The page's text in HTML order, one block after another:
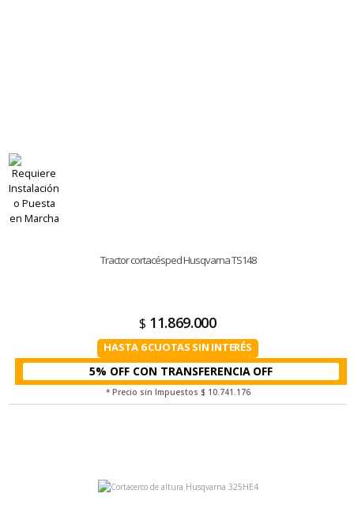
Tractor cortacésped Husqvarna TS148
$ 11.869.000
HASTA 6 CUOTAS SIN INTERÉS
5% OFF CON TRANSFERENCIA
* Precio sin Impuestos $ 10.741.176